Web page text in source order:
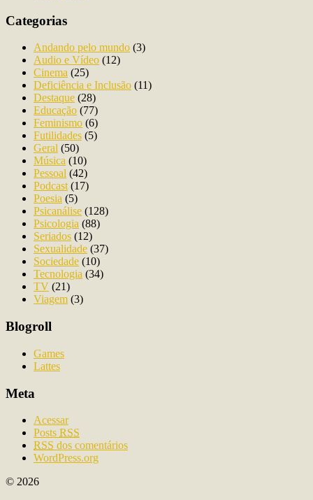
Categorias
Andando pelo mundo (3)
Audio e Vídeo (12)
Cinema (25)
Deficiência e Inclusão (11)
Destaque (28)
Educação (77)
Feminismo (6)
Futilidades (5)
Geral (50)
Música (10)
Pessoal (42)
Podcast (17)
Poesia (5)
Psicanálise (128)
Psicologia (88)
Seriados (12)
Sexualidade (37)
Sociedade (10)
Tecnologia (34)
TV (21)
Viagem (3)
Blogroll
Games
Lattes
Meta
Acessar
Posts RSS
RSS dos comentários
WordPress.org
© 2026